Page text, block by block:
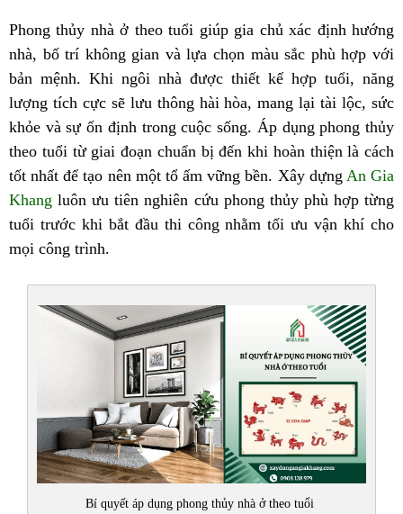
Phong thủy nhà ở theo tuổi giúp gia chủ xác định hướng
nhà, bố trí không gian và lựa chọn màu sắc phù hợp với
bản mệnh. Khi ngôi nhà được thiết kế hợp tuổi, năng
lượng tích cực sẽ lưu thông hài hòa, mang lại tài lộc, sức
khỏe và sự ổn định trong cuộc sống. Áp dụng phong thủy
theo tuổi từ giai đoạn chuẩn bị đến khi hoàn thiện là cách
tốt nhất để tạo nên một tổ ấm vững bền. Xây dựng An Gia
Khang luôn ưu tiên nghiên cứu phong thủy phù hợp từng
tuổi trước khi bắt đầu thi công nhằm tối ưu vận khí cho
mọi công trình.
Bí quyết áp dụng phong thủy nhà ở theo tuổi